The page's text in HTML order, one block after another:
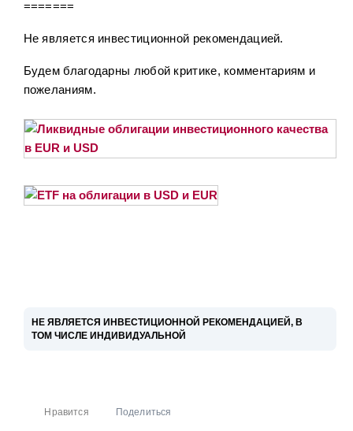
=======
Не является инвестиционной рекомендацией.
Будем благодарны любой критике, комментариям и
пожеланиям.
НЕ ЯВЛЯЕТСЯ ИНВЕСТИЦИОННОЙ РЕКОМЕНДАЦИЕЙ, В
ТОМ ЧИСЛЕ ИНДИВИДУАЛЬНОЙ
самостоятельно. Информация, представленная здесь, не является
Нравится Поделиться